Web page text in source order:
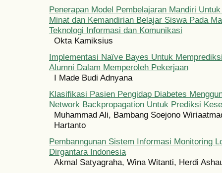
Penerapan Model Pembelajaran Mandiri
Minat dan Kemandirian Belajar Siswa Pada
Teknologi Informasi dan Komunikasi
Okta Kamiksius
Implementasi Naïve Bayes Untuk
Alumni Dalam Memperoleh Pekerjaan
I Made Budi Adnyana
Klasifikasi Pasien Pengidap Diabetes
Network Backpropagation Untuk Prediksi
Muhammad Ali, Bambang Soejono
Hartanto
Pembanngunan Sistem Informasi Monitoring
Dirgantara Indonesia
Akmal Satyagraha, Wina Witanti, Herdi